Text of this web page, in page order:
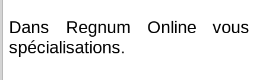
Dans Regnum Online
spécialisations.